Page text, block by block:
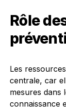
Rôle
Les
centrale, car
mesures dans
connaissance